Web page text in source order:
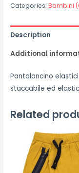
Categories:Bambini
Description
Additional
Pantaloncino
staccabile ed
Related